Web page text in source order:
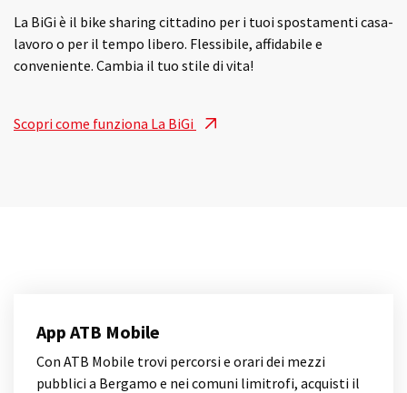
La BiGi è il bike sharing cittadino per i tuoi spostamenti casa-
lavoro o per il tempo libero. Flessibile, affidabile e
conveniente. Cambia il tuo stile di vita!
Scopri come funziona La BiGi
App ATB Mobile
Con ATB Mobile trovi percorsi e orari dei mezzi
pubblici a Bergamo e nei comuni limitrofi, acquisti il